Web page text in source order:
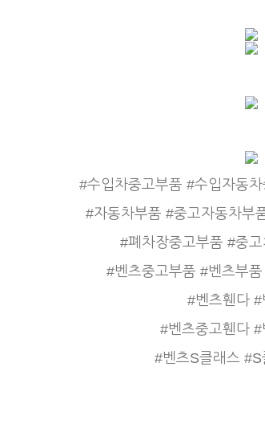
#수입차중고부품 #수입자동
#자동차부품 #중고자동차부
#폐차장중고부품 #중
#벤츠중고부품 #벤츠부
#벤츠휀다 #
#벤츠중고휀다 #
#벤츠S클래스